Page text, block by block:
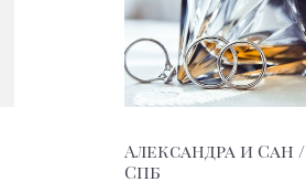
Александра и Сан /
Спб